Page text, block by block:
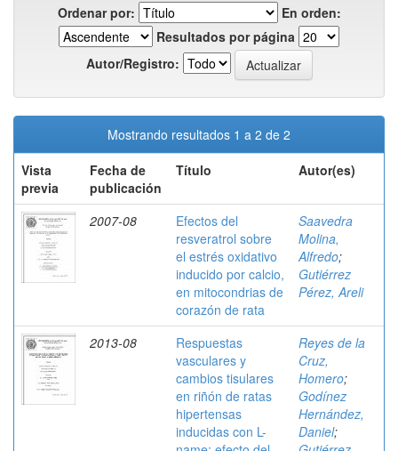
Ordenar por:
En orden:
Resultados por página
Autor/Registro:
Mostrando resultados 1 a 2 de 2
Vista
previa
Fecha de
publicación
Título Autor(es)
2007-08
Efectos del
resveratrol sobre
el estrés oxidativo
inducido por calcio,
en mitocondrias de
corazón de rata
Saavedra
Molina,
Alfredo;
Gutiérrez
Pérez, Areli
2013-08
Respuestas
vasculares y
cambios tisulares
en riñón de ratas
hipertensas
inducidas con L-
Reyes de la
Cruz,
Homero;
Godínez
Hernández,
Daniel;